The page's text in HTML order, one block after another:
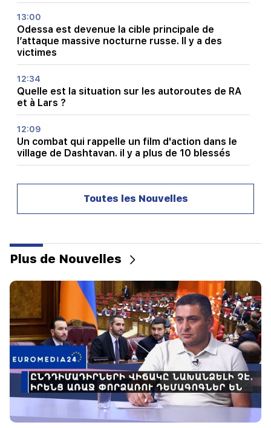
13:00
Odessa est devenue la cible principale de
l’attaque massive nocturne russe. Il y a des
victimes
12:34
Quelle est la situation sur les autoroutes de RA
et à Lars ?
12:09
Un combat qui rappelle un film d'action dans le
village de Dashtavan. il y a plus de 10 blessés
l'Inde a établi un record du monde de longueur
de cheveux
11:34
Les scientifiques ont découvert un champignon
qui provoque des hallucinations similaires chez
11:00
Pas à la place d'un professeur. Le rôle idéal des
robots à l'école a été révélé
Les scientifiques ont découvert l'une des
caractéristiques clés du langage humain chez
les oiseaux chanteurs
10:00
Toutes les Nouvelles
Plus de Nouvelles